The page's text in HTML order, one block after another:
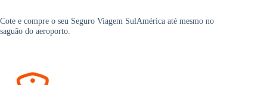
Cote e compre o seu Seguro Viagem SulAmérica até mesmo no
saguão do aeroporto.